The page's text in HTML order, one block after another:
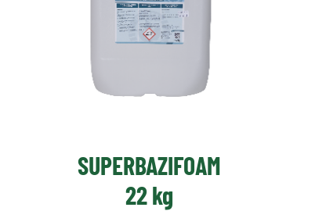
SUPERBAZIFOAM
22 kg